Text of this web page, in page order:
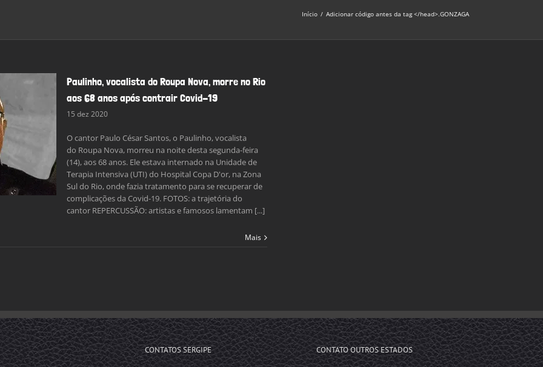
Início / Adicionar código antes da tag </head>.GONZAGA
Paulinho, vocalista do Roupa Nova, morre no Rio
aos 68 anos após contrair Covid-19
15 dez 2020
O cantor Paulo César Santos, o Paulinho, vocalista
do Roupa Nova, morreu na noite desta segunda-feira
(14), aos 68 anos. Ele estava internado na Unidade de
Terapia Intensiva (UTI) do Hospital Copa D'or, na Zona
Sul do Rio, onde fazia tratamento para se recuperar de
complicações da Covid-19. FOTOS: a trajetória do
cantor REPERCUSSÃO: artistas e famosos lamentam [...]
Mais
CONTATOS SERGIPE CONTATO OUTROS ESTADOS